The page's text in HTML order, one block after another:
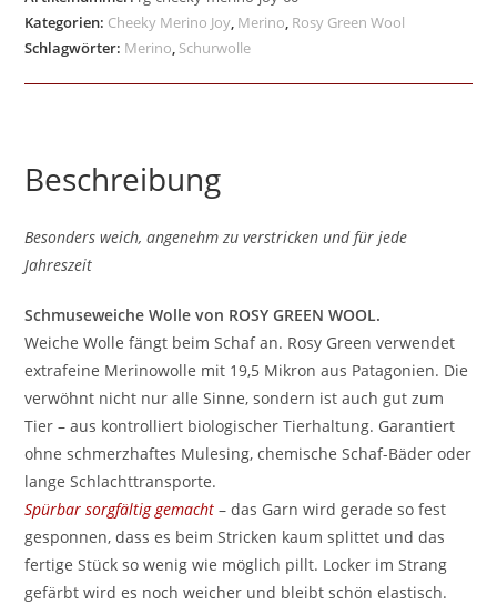
Kategorien: Cheeky Merino Joy, Merino, Rosy Green Wool
Schlagwörter: Merino, Schurwolle
Beschreibung
Besonders weich, angenehm zu verstricken und für jede
Jahreszeit
Schmuseweiche Wolle von ROSY GREEN WOOL.
Weiche Wolle fängt beim Schaf an. Rosy Green verwendet
extrafeine Merinowolle mit 19,5 Mikron aus Patagonien. Die
verwöhnt nicht nur alle Sinne, sondern ist auch gut zum
Tier – aus kontrolliert biologischer Tierhaltung. Garantiert
ohne schmerzhaftes Mulesing, chemische Schaf-Bäder oder
lange Schlachttransporte.
Spürbar sorgfältig gemacht – das Garn wird gerade so fest
gesponnen, dass es beim Stricken kaum splittet und das
fertige Stück so wenig wie möglich pillt. Locker im Strang
gefärbt wird es noch weicher und bleibt schön elastisch.